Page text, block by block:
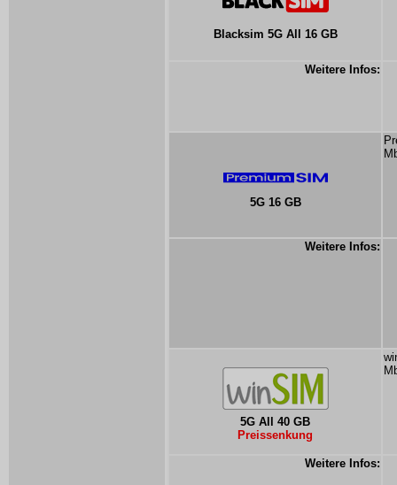
Blacksim 5G All 16 GB
Weitere Infos:
5G 16 GB
Weitere Infos:
5G All 40 GB
Preissenkung
Weitere Infos: